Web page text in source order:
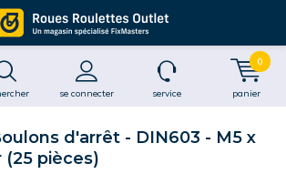
se connecter service panier
0
d'arrêt - DIN603 - M5 x
pièces)